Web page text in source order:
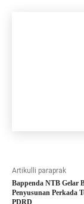
Artikulli paraprak
Bappenda NTB Gelar
Penyusunan Perkada